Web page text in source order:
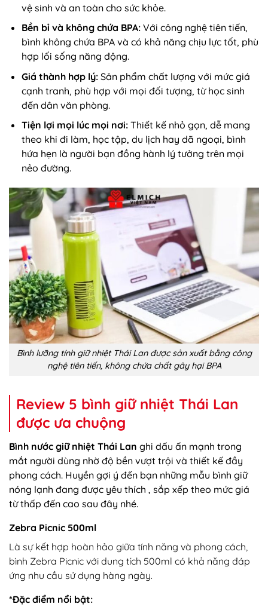
vệ sinh và an toàn cho sức khỏe.
Bền bỉ và không chứa BPA:Với công nghệ tiên tiến,
bình không chứa BPAvà có khả năng chịu lực tốt, phù
hợp lối sống năng động.
Giá thành hợp lý:Sản phẩm chất lượng với mức giá
cạnh tranh, phù hợp với mọi đối tượng, từ học sinh
đến dân văn phòng.
Tiện lợi mọi lúc mọi nơi:Thiết kế nhỏ gọn, dễ mang
theo khi đi làm, học tập, du lịch hay dã ngoại, bình
hứa hẹn là người bạn đồng hành lý tưởng trên mọi
nẻo đường.
Bình lưỡng tính giữ nhiệt Thái Lan được sản xuất bằng công
nghệ tiên tiến, không chứa chất gây hại BPA
Review 5 bình giữ nhiệt Thái Lan
được ưa chuộng
Bình nước giữ nhiệt Thái Lan ghi dấu ấn mạnh trong
mắt người dùng nhờ độ bền vượt trội và thiết kế đầy
phong cách. Huyền gợi ý đến bạn những mẫu bình giữ
nóng lạnh đang được yêu thích , sắp xếp theo mức giá
từ thấp đến cao sau đây nhé.
Zebra Picnic 500ml
Là sự kết hợp hoàn hảo giữa tính năng và phong cách,
bình Zebra Picnic với dung tích 500ml có khả năng đáp
ứng nhu cầu sử dụng hàng ngày.
*Đặc điểm nổi bật: